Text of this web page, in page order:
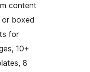
content
boxed
for
10+
8